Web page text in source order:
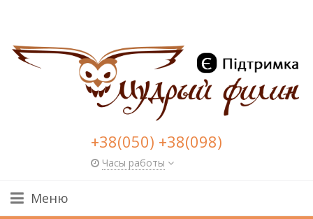
+38(050) +38(098)
Часы работы
Меню